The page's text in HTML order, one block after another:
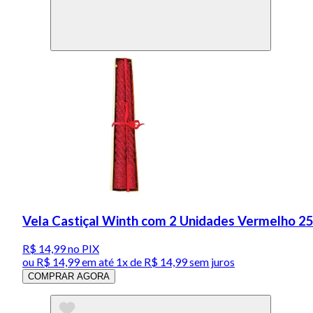
Vela Castiçal Winth com 2 Unidades Vermelho
R$ 14,99no PIX
ou R$ 14,99em até 1x de R$ 14,99sem juros
COMPRAR AGORA